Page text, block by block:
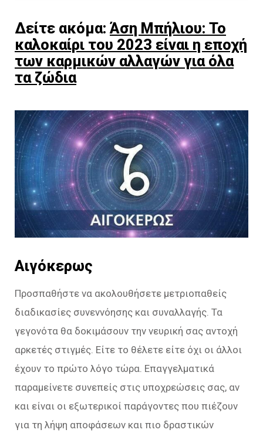
Δείτε ακόμα: Άση Μπήλιου: Το
καλοκαίρι του 2023 είναι η εποχή
των καρμικών αλλαγών για όλα
τα ζώδια
Αιγόκερως
Προσπαθήστε να ακολουθήσετε μετριοπαθείς
διαδικασίες συνεννόησης και συναλλαγής. Τα
γεγονότα θα δοκιμάσουν την νευρική σας αντοχή
αρκετές στιγμές. Είτε το θέλετε είτε όχι οι άλλοι
έχουν το πρώτο λόγο τώρα. Επαγγελματικά
παραμείνετε συνεπείς στις υποχρεώσεις σας, αν
και είναι οι εξωτερικοί παράγοντες που πιέζουν
για τη λήψη αποφάσεων και πιο δραστικών